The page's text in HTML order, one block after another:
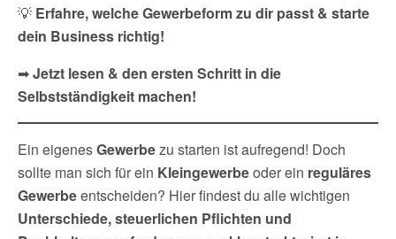
💡 Erfahre, welche Gewerbeform zu dir passt & starte
dein Business richtig!
➡Jetzt lesen & den ersten Schritt in die
Selbstständigkeit machen!
Ein eigenesGewerbezu starten ist aufregend! Doch
sollte man sich für ein Kleingewerbeoder ein reguläres
Gewerbeentscheiden? Hier findest du alle wichtigen
Unterschiede, steuerlichen Pflichten und